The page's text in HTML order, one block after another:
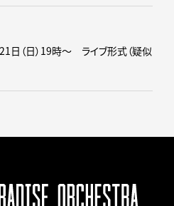
21日（日）19時～ ライブ形式（疑似